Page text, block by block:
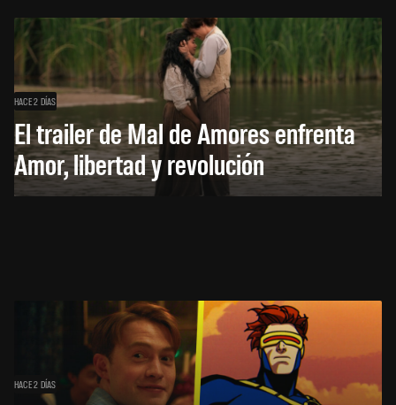
HACE 2 DÍAS
El trailer de Mal de Amores enfrenta
Amor, libertad y revolución
HACE 2 DÍAS